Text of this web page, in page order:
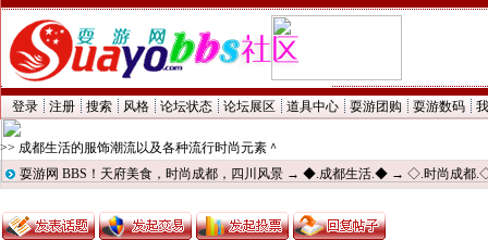
登录 注册 搜索 风格 论坛状态 论坛展区 道具中心 耍游团购 耍游数码
>> 成都生活的服饰潮流以及各种流行时尚元素＾
耍游网 BBS！天府美食，时尚成都，四川风景 → ◆.成都生活.◆ → ◇.时尚成都